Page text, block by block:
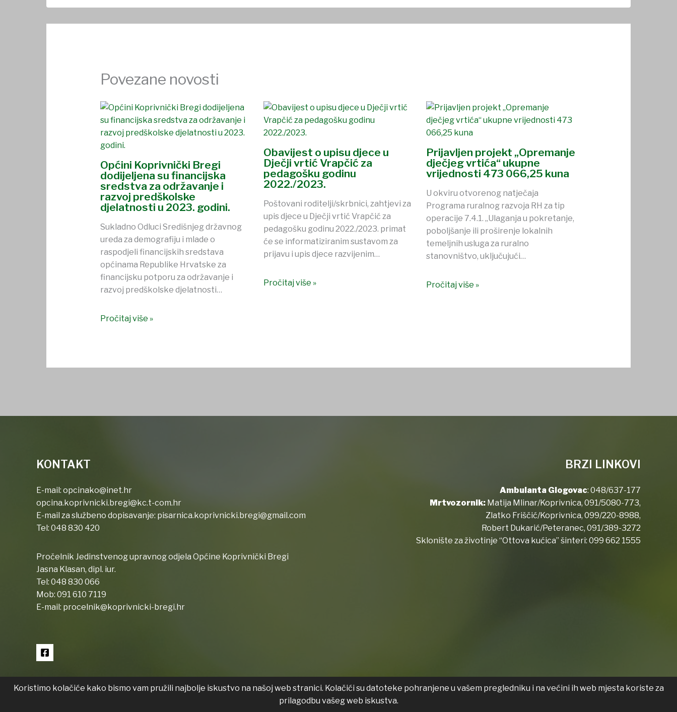
Povezane novosti
Općini Koprivnički Bregi
dodijeljena su financijska
sredstva za održavanje i
razvoj predškolske
djelatnosti u 2023. godini.
Sukladno Odluci Središnjeg državnog
ureda za demografiju i mlade o
raspodjeli financijskih sredstava
općinama Republike Hrvatske za
financijsku potporu za održavanje i
razvoj predškolske djelatnosti…
Pročitaj više »
Obavijest o upisu djece u
Dječji vrtić Vrapčić za
pedagošku godinu
2022./2023.
Poštovani roditelji/skrbnici, zahtjevi za
upis djece u Dječji vrtić Vrapčić za
pedagošku godinu 2022./2023. primat
će se informatiziranim sustavom za
prijavu i upis djece razvijenim…
Pročitaj više »
Prijavljen projekt „Opremanje
dječjeg vrtića“ ukupne
vrijednosti 473 066,25 kuna
U okviru otvorenog natječaja
Programa ruralnog razvoja RH za tip
operacije 7.4.1. „Ulaganja u pokretanje,
poboljšanje ili proširenje lokalnih
temeljnih usluga za ruralno
stanovništvo, uključujući…
Pročitaj više »
KONTAKT
E-mail: opcinako@inet.hr
opcina.koprivnicki.bregi@kc.t-com.hr
E-mail za službeno dopisavanje: pisarnica.koprivnicki.bregi@gmail.com
Tel: 048 830 420
Pročelnik Jedinstvenog upravnog odjela Općine Koprivnički Bregi
Jasna Klasan, dipl. iur.
Tel: 048 830 066
Mob: 091 610 7119
E-mail: procelnik@koprivnicki-bregi.hr
BRZI LINKOVI
Ambulanta Glogovac: 048/637-177
Mrtvozornik: Matija Mlinar/Koprivnica, 091/5080-773,
Zlatko Friščić/Koprivnica, 099/220-8988,
Robert Dukarić/Peteranec, 091/389-3272
Sklonište za životinje “Ottova kućica” šinteri: 099 662 1555
Koristimo kolačiće kako bismo vam pružili najbolje iskustvo na našoj web stranici. Kolačići su datoteke pohranjene u vašem pregledniku i na većini ih web mjesta koriste za
prilagodbu vašeg web iskustva.